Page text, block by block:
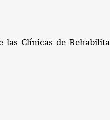
Clínicas de